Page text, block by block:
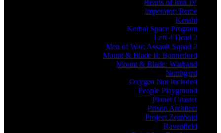
Hearts of Iron IV
Imperator: Rome
Kenshi
Kerbal Space Program
Left 4 Dead 2
Men of War: Assault Squad 2
Mount & Blade II: Bannerlord
Mount & Blade: Warband
Northgard
Oxygen Not Included
People Playground
Planet Coaster
Prison Architect
Project Zomboid
Ravenfield